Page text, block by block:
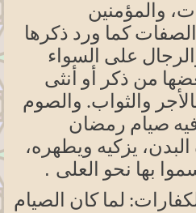
والمؤمنين
كما ورد ذكرها
على السواء
من ذكر أو أنثى
والثواب. والصوم
صيام رمضان
يزكيه ويطهره،
بها نحو العلى .
لما كان الصيام